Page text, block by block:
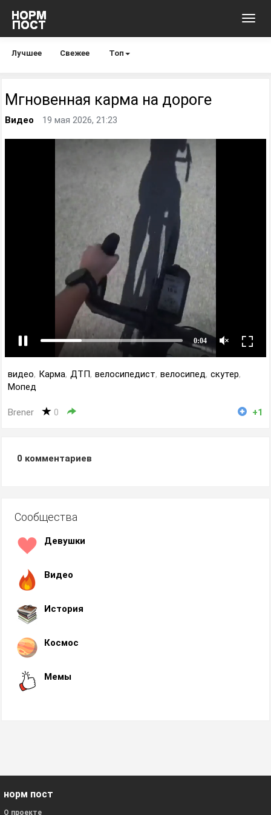
Лучшее Свежее Топ
Мгновенная карма на дороге
Видео 19 мая 2026, 21:23
видео, Карма, ДТП, велосипедист, велосипед, скутер,
Мопед
Brener 0 +1
0 комментариев
Сообщества
Девушки
Видео
История
Космос
Мемы
норм пост
О проекте